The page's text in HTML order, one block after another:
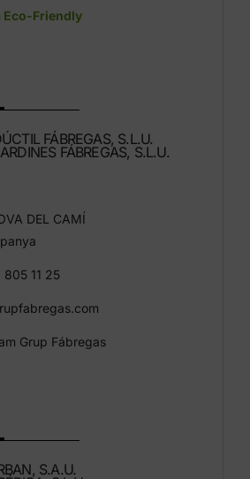
Eco-Friendly
FÁBREGAS, S.L.U.
FÁBREGAS, S.L.U.
DEL CAMÍ
11 25
Grup Fábregas
S.A.U.